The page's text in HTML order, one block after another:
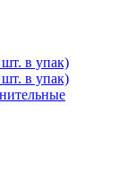
в упак)
в упак)